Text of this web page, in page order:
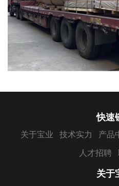
快速
关于宝业 技术实力 产品
人才招聘
关于